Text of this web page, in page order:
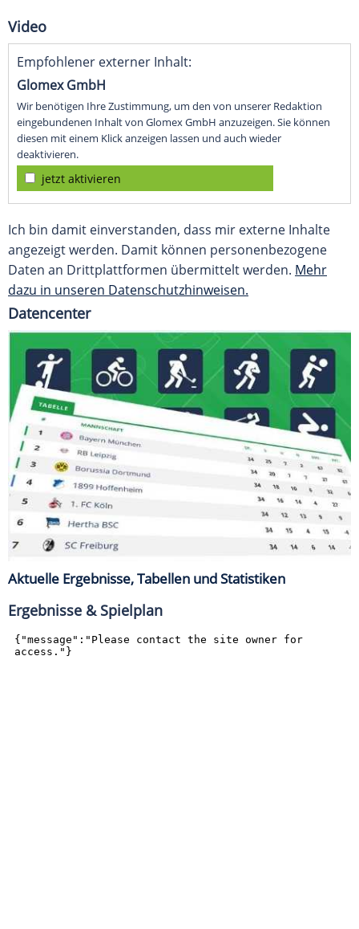
Video
Empfohlener externer Inhalt:
Glomex GmbH
Wir benötigen Ihre Zustimmung, um den von unserer Redaktion
eingebundenen Inhalt von Glomex GmbH anzuzeigen. Sie können
diesen mit einem Klick anzeigen lassen und auch wieder
deaktivieren.
jetzt aktivieren
Ich bin damit einverstanden, dass mir externe Inhalte
angezeigt werden. Damit können personenbezogene
Daten an Drittplattformen übermittelt werden. Mehr
dazu in unseren Datenschutzhinweisen.
Datencenter
Aktuelle Ergebnisse, Tabellen und Statistiken
Ergebnisse & Spielplan